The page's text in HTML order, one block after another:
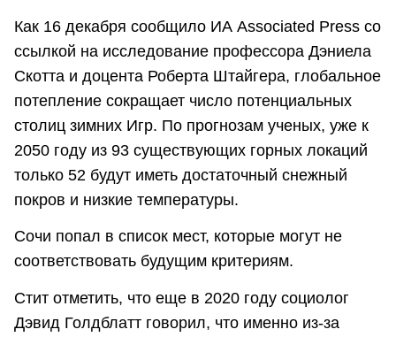
Как 16 декабря сообщило ИА Associated Press со
ссылкой на исследование профессора Дэниела
Скотта и доцента Роберта Штайгера, глобальное
потепление сокращает число потенциальных
столиц зимних Игр. По прогнозам ученых, уже к
2050 году из 93 существующих горных локаций
только 52 будут иметь достаточный снежный
покров и низкие температуры.
Сочи попал в список мест, которые могут не
соответствовать будущим критериям.
Стит отметить, что еще в 2020 году социолог
Дэвид Голдблатт говорил, что именно из-за